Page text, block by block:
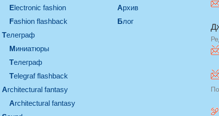
electronic fashion
Fashion flashback
телеграф
миниатюры
телеграф
Telegraf flashback
architectural fantasy
architectural fantasy
Архив
Блог